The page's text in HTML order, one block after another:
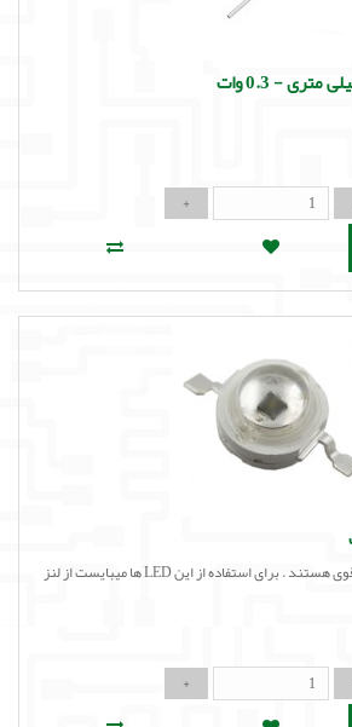
این LED ها دارای نور بسیار قوی هستند . برای استفاده از این LED ها میبایست از لنز